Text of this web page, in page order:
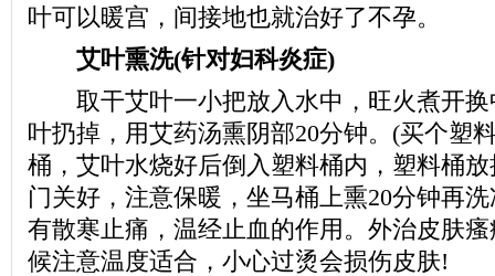
叶可以暖宫，间接地也就治好了不孕。
艾叶熏洗(针对妇科炎症)
取干艾叶一小把放入水中，旺火煮开换
叶扔掉，用艾药汤熏阴部20分钟。(买个塑
桶，艾叶水烧好后倒入塑料桶内，塑料桶
门关好，注意保暖，坐马桶上熏20分钟再
有散寒止痛，温经止血的作用。外治皮肤
候注意温度适合，小心过烫会损伤皮肤!